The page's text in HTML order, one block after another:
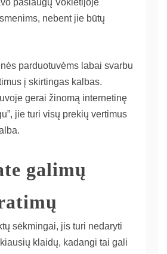
nebent jie būtų
parduotuvėms labai svarbu
į skirtingas kalbas.
gerai žinomą internetinę
jie turi visų prekių vertimus
galimų
sėkmingai, jis turi nedaryti
klaidų, kadangi tai gali